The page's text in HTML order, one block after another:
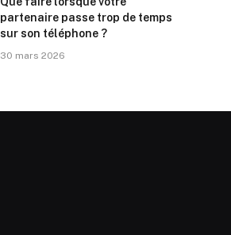
partenaire passe trop de temps
sur son téléphone ?
30 mars 2026